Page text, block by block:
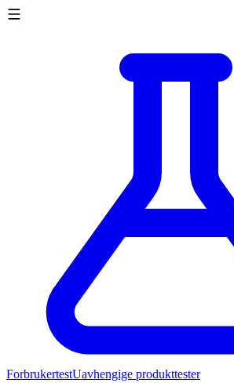
ForbrukertestUavhengige produkttester